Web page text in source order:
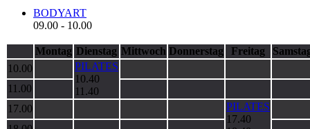
BODYART
09.00 - 10.00
Montag Dienstag Mittwoch Donnerstag Freitag
10.00
PILATES
10.40
11.40
11.00
17.00
PILATES
17.40